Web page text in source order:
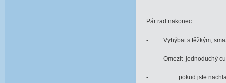
Pár rad nakonec:
- Vyhýbat s těžkým,
- Omezit jednoduchý
- pokud jste nachlazeni